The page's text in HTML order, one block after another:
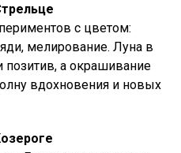
с цветом:
мелирование. Луна в
позитив, а окрашивание
вдохновения и новых